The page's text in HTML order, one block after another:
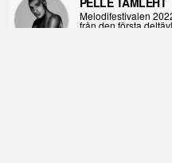
Melodifestivalen
från den första